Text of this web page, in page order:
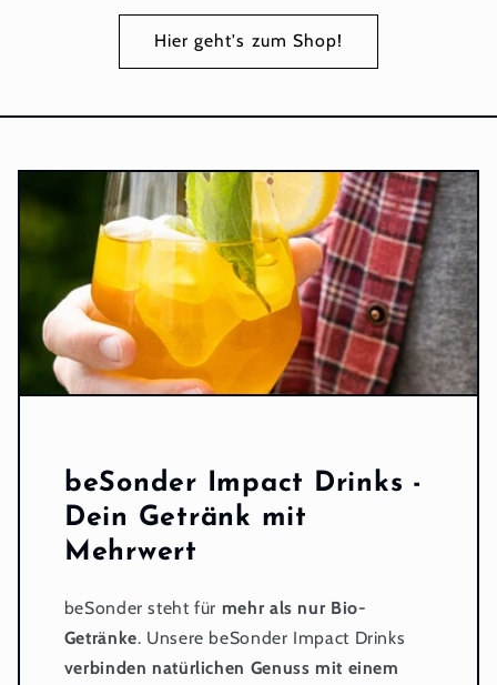
Hier geht's zum Shop!
beSonder Impact Drinks -
Dein Getränk mit
Mehrwert
beSonder steht für mehr als nur Bio-
Getränke. Unsere beSonder Impact Drinks
verbinden natürlichen Genuss mit einem